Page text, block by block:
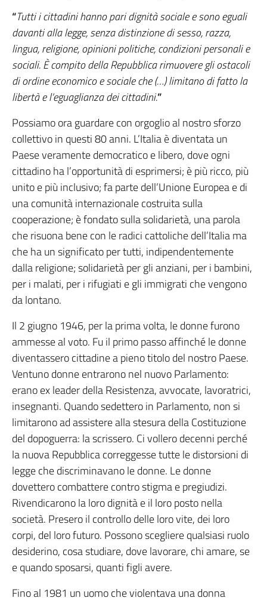
“Tutti i cittadini hanno pari dignità sociale e sono eguali
davanti alla legge, senza distinzione di sesso, razza,
lingua, religione, opinioni politiche, condizioni personali e
sociali. È compito della Repubblica rimuovere gli ostacoli
di ordine economico e sociale che (…) limitano di fatto la
libertà e l’eguaglianza dei cittadini.”
Possiamo ora guardare con orgoglio al nostro sforzo
collettivo in questi 80 anni. L’Italia è diventata un
Paese veramente democratico e libero, dove ogni
cittadino ha l’opportunità di esprimersi; è più ricco, più
unito e più inclusivo; fa parte dell’Unione Europea e di
una comunità internazionale costruita sulla
cooperazione; è fondato sulla solidarietà, una parola
che risuona bene con le radici cattoliche dell’Italia ma
che ha un significato per tutti, indipendentemente
dalla religione; solidarietà per gli anziani, per i bambini,
per i malati, per i rifugiati e gli immigrati che vengono
da lontano.
Il 2 giugno 1946, per la prima volta, le donne furono
ammesse al voto. Fu il primo passo affinché le donne
diventassero cittadine a pieno titolo del nostro Paese.
Ventuno donne entrarono nel nuovo Parlamento:
erano ex leader della Resistenza, avvocate, lavoratrici,
insegnanti. Quando sedettero in Parlamento, non si
limitarono ad assistere alla stesura della Costituzione
del dopoguerra: la scrissero. Ci vollero decenni perché
la nuova Repubblica correggesse tutte le distorsioni di
legge che discriminavano le donne. Le donne
dovettero combattere contro stigma e pregiudizi.
Rivendicarono la loro dignità e il loro posto nella
società. Presero il controllo delle loro vite, dei loro
corpi, del loro futuro. Possono scegliere qualsiasi ruolo
desiderino, cosa studiare, dove lavorare, chi amare, se
e quando sposarsi, quanti figli avere.
Fino al 1981 un uomo che violentava una donna